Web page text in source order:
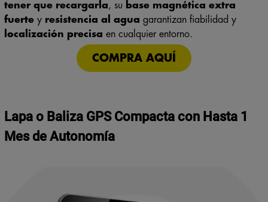
fuerteyresistencia al aguagarantizan fiabilidad y
localización precisaen cualquier entorno.
COMPRA AQUÍ
Mes de Autonomía